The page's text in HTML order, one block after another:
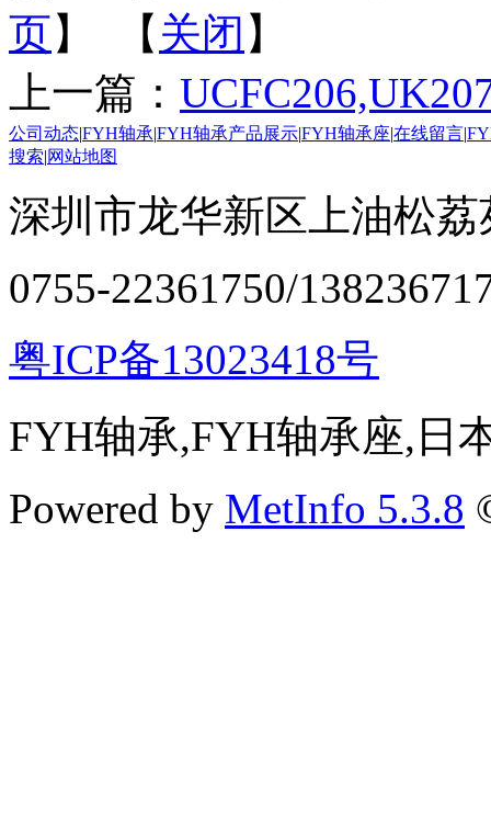
页】 【 关闭 】
上一篇：
公司动态FYH轴承FYH轴承产品展示FYH轴承座 在线留言
搜索 网站地图
深圳市龙华新区上油松
0755-22361750/
粤ICP备13023418号
FYH轴承,FYH轴承座,日
Powered by MetInfo 5.3.8